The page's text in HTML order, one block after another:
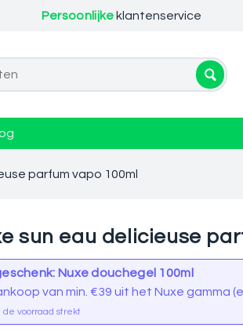
Persoonlijke klantenservice
parfum vapo 100ml
sun eau delicieuse
Nuxe douchegel 100ml
van min. €39 uit het Nuxe gamma
de voorraad strekt